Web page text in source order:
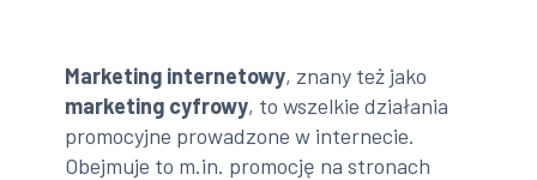
Marketing internetowy, znany też jako
marketing cyfrowy, to wszelkie działania
promocyjne prowadzone w internecie.
Obejmuje to m.in. promocję na stronach